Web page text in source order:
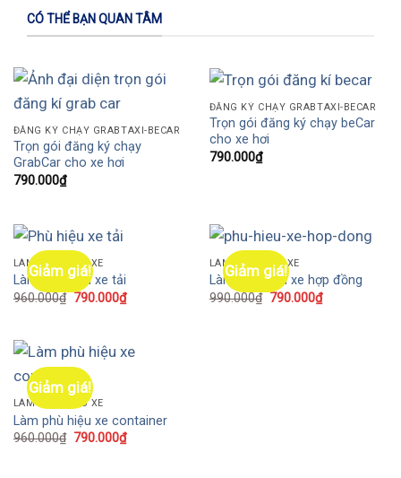
CÓ THỂ BẠN QUAN TÂM
ĐĂNG KÝ CHẠY GRABTAXI-BECAR
Trọn gói đăng ký chạy
GrabCar cho xe hơi
790.000₫
ĐĂNG KÝ CHẠY GRABTAXI-BECAR
Trọn gói đăng ký chạy beCar
cho xe hơi
790.000₫
Giảm giá!
LÀM PHÙ HIỆU XE
Làm phù hiệu xe tải
960.000₫ 790.000₫
Giảm giá!
LÀM PHÙ HIỆU XE
Làm phù hiệu xe hợp đồng
990.000₫ 790.000₫
Giảm giá!
LÀM PHÙ HIỆU XE
Làm phù hiệu xe container
960.000₫ 790.000₫